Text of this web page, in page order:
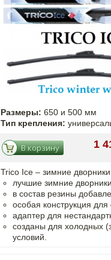
Размеры: 650 и 500 мм
Тип крепления:
1
В корзину
Trico Ice – зимние дворники.
лучшие зимние
в состав резины
особая конструкция для
адаптер для
созданы для холодных
условий.